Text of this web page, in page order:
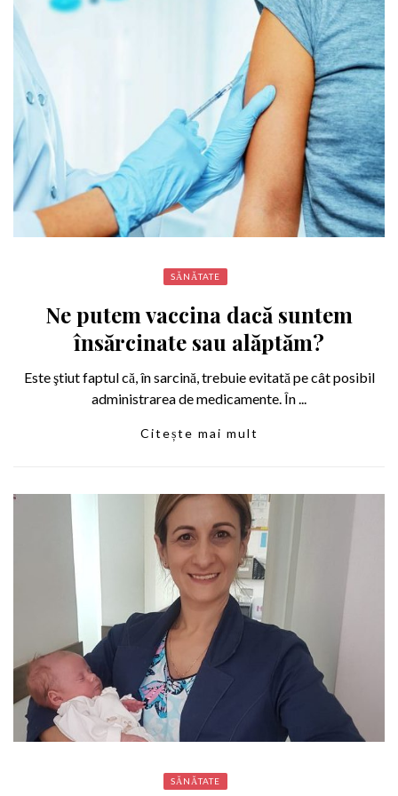
SĂNĂTATE
Ne putem vaccina dacă suntem
însărcinate sau alăptăm?
Este ştiut faptul că, în sarcină, trebuie evitată pe cât posibil
administrarea de medicamente. În ...
Citește mai mult
SĂNĂTATE